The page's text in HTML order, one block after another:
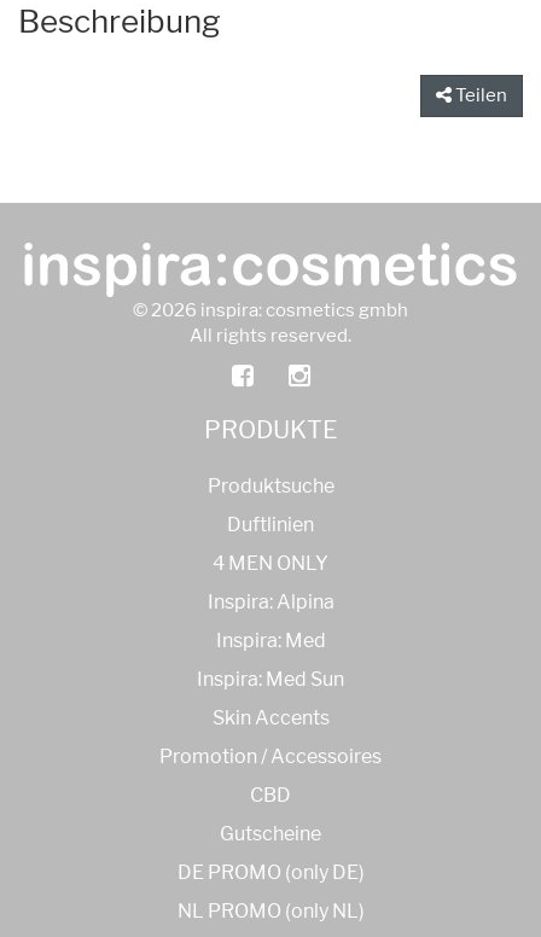
Beschreibung
Teilen
© 2026 inspira: cosmetics gmbh
All rights reserved.
PRODUKTE
Produktsuche
Duftlinien
4 MEN ONLY
Inspira: Alpina
Inspira: Med
Inspira: Med Sun
Skin Accents
Promotion / Accessoires
CBD
Gutscheine
DE PROMO (only DE)
NL PROMO (only NL)